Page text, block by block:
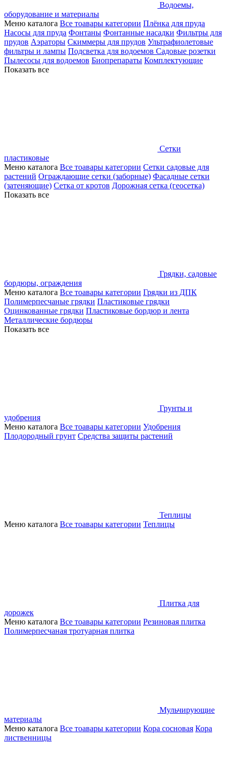
Водоемы,
оборудование и материалы
Меню каталога Все тоавары категории Плёнка для пруда
Насосы для пруда Фонтаны Фонтанные насадки Фильтры для
прудов Аэраторы Скиммеры для прудов Ультрафиолетовые
фильтры и лампы Подсветка для водоемов Садовые розетки
Пылесосы для водоемов Биопрепараты Комплектующие
Показать все
Сетки
пластиковые
Меню каталога Все тоавары категории Сетки садовые для
растений Ограждающие сетки (заборные) Фасадные сетки
(затеняющие) Сетка от кротов Дорожная сетка (геосетка)
Показать все
Грядки, садовые
бордюры, ограждения
Меню каталога Все тоавары категории Грядки из ДПК
Полимерпесчаные грядки Пластиковые грядки
Оцинкованные грядки Пластиковые бордюр и лента
Металлические бордюры
Показать все
Грунты и
удобрения
Меню каталога Все тоавары категории Удобрения
Плодородный грунт Средства защиты растений
Теплицы
Меню каталога Все тоавары категории Теплицы
Плитка для
дорожек
Меню каталога Все тоавары категории Резиновая плитка
Полимерпесчаная тротуарная плитка
Мульчирующие
материалы
Меню каталога Все тоавары категории Кора сосновая Кора
лиственницы